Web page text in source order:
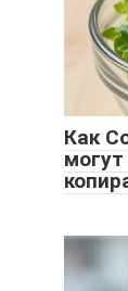
Как